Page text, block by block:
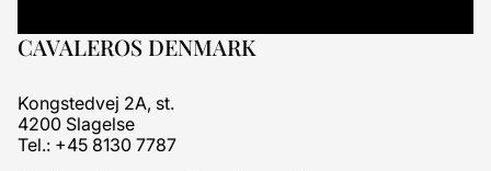
CAVALEROS DENMARK
Kongstedvej 2A, st.
4200 Slagelse
Tel.: +45 8130 7787